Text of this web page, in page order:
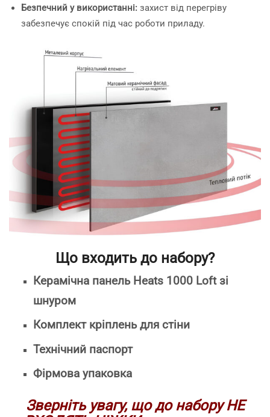
Безпечний у використанні: захист від перегріву
забезпечує спокій під час роботи приладу.
Що входить до набору?
Керамічна панель Heats 1000 Loft зі
шнуром
Комплект кріплень для стіни
Технічний паспорт
Фірмова упаковка
Зверніть увагу, що до набору НЕ